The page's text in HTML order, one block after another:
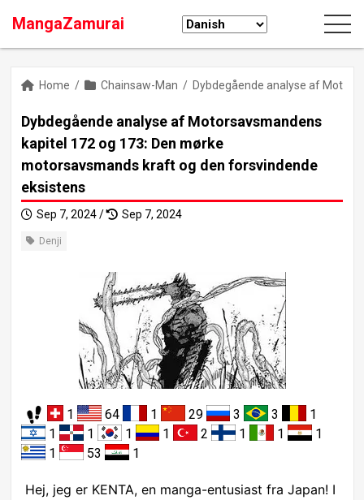
MangaZamurai
Home / Chainsaw-Man / Dybdegående analyse af
Dybdegående analyse af Motorsavsmandens
kapitel 172 og 173: Den mørke
motorsavsmands kraft og den forsvindende
eksistens
Sep 7, 2024 / Sep 7, 2024
Denji
1 64 1 29 3 3
1
1
1 1 1 2 1 1
1
1
53 1
Hej, jeg er KENTA, en manga-entusiast fra Japan! I